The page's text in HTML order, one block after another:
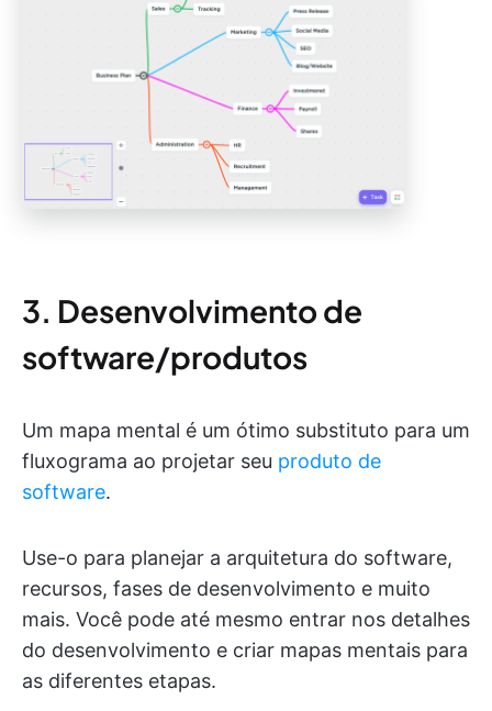
3. Desenvolvimento de
software/produtos
Um mapa mental é um ótimo substituto para um
fluxograma ao projetar seu produto de
software.
Use-o para planejar a arquitetura do software,
recursos, fases de desenvolvimento e muito
mais. Você pode até mesmo entrar nos detalhes
do desenvolvimento e criar mapas mentais para
as diferentes etapas.